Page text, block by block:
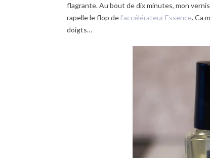
flagrante. Au bout de dix minutes, mon vernis
rapelle le flop de l’accélérateur Essence. Ca
doigts…